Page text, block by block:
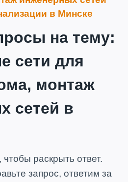
в Минске
на тему:
сети для
монтаж
сетей в
раскрыть ответ.
запрос, ответим за